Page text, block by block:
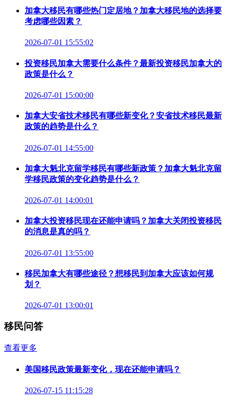
加拿大移民有哪些热门定居地？加拿大移民地的选择要
考虑哪些因素？
2026-07-01 15:55:02
投资移民加拿大需要什么条件？最新投资移民加拿大的
政策是什么？
2026-07-01 15:00:00
加拿大安省技术移民有哪些新变化？安省技术移民最新
政策的趋势是什么？
2026-07-01 14:55:00
加拿大魁北克留学移民有哪些新政策？加拿大魁北克留
学移民政策的变化趋势是什么？
2026-07-01 14:00:01
加拿大投资移民现在还能申请吗？加拿大关闭投资移民
的消息是真的吗？
2026-07-01 13:55:00
移民加拿大有哪些途径？想移民到加拿大应该如何规
划？
2026-07-01 13:00:01
移民问答
查看更多
美国移民政策最新变化，现在还能申请吗？
2026-07-15 11:15:28